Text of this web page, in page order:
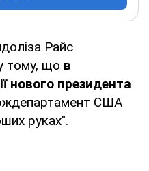
Райс
тому, що в
нового президента
США
руках".